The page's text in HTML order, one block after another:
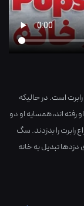
است. در حالیکه
رفته اند، همسایه او دو
رابرت را بدزدند. سگ
دزدها تبدیل به خانه